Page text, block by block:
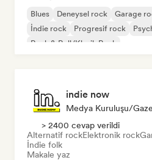
Blues Deneysel rock Garage
İndie rock
Progresif rock
Rock & Roll/Klasik Rock
indie now
Medya Kuruluşu/
> 2400 cevap verildi
Alternatif rockElektronik rock
İndie folk
Makale yaz